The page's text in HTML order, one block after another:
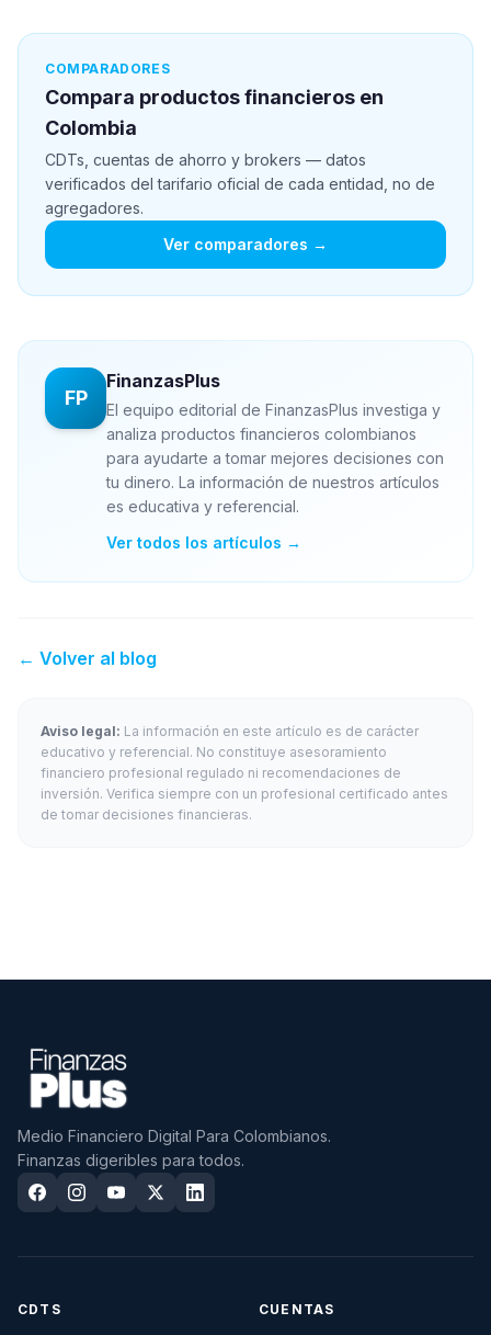
COMPARADORES
Compara productos financieros en
Colombia
CDTs, cuentas de ahorro y brokers — datos
verificados del tarifario oficial de cada entidad, no de
agregadores.
Ver comparadores →
FP
FinanzasPlus
El equipo editorial de FinanzasPlus investiga y
analiza productos financieros colombianos
para ayudarte a tomar mejores decisiones con
tu dinero. La información de nuestros artículos
es educativa y referencial.
Ver todos los artículos →
← Volver al blog
Aviso legal: La información en este artículo es de carácter
educativo y referencial. No constituye asesoramiento
financiero profesional regulado ni recomendaciones de
inversión. Verifica siempre con un profesional certificado antes
de tomar decisiones financieras.
Medio Financiero Digital Para Colombianos.
Finanzas digeribles para todos.
CDTS CUENTAS